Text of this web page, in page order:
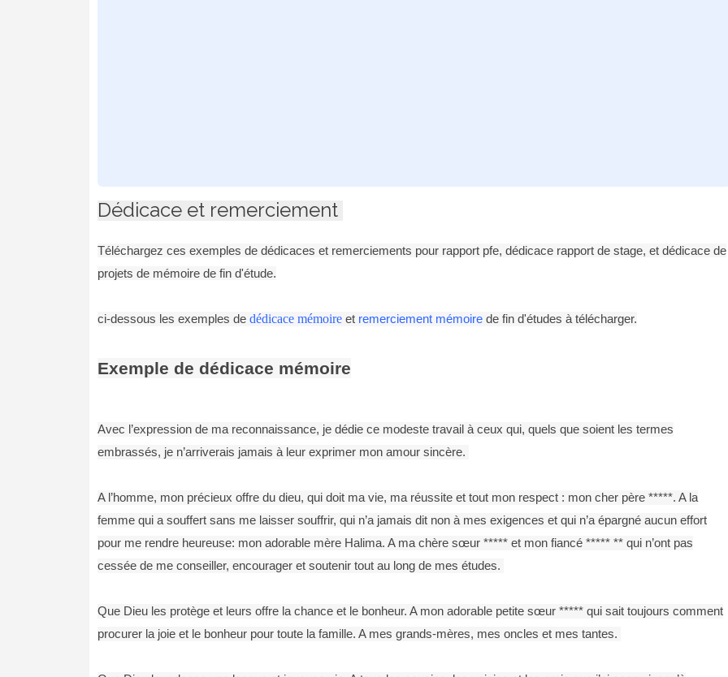
Dédicace et remerciement
Téléchargez ces exemples de dédicaces et remerciements pour rapport pfe, dédicace rapport de stage, et dédicace de
projets de mémoire de fin d'étude.
ci-dessous les exemples de dédicace mémoireet remerciement mémoirede fin d'études à télécharger.
Exemple de dédicace mémoire
Avec l’expression de ma reconnaissance, je dédie ce modeste travail à ceux qui, quels que soient les termes
embrassés, je n’arriverais jamais à leur exprimer mon amour sincère.
A l’homme, mon précieux offre du dieu, qui doit ma vie, ma réussite et tout mon respect : mon cher père *****. A la
femme qui a souffert sans me laisser souffrir, qui n’a jamais dit non à mes exigences et qui n’a épargné aucun effort
pour me rendre heureuse: mon adorable mère Halima. A ma chère sœur ***** et mon fiancé ***** ** qui n’ont pas
cessée de me conseiller, encourager et soutenir tout au long de mes études.
Que Dieu les protège et leurs offre la chance et le bonheur. A mon adorable petite sœur ***** qui sait toujours comment
procurer la joie et le bonheur pour toute la famille. A mes grands-mères, mes oncles et mes tantes.